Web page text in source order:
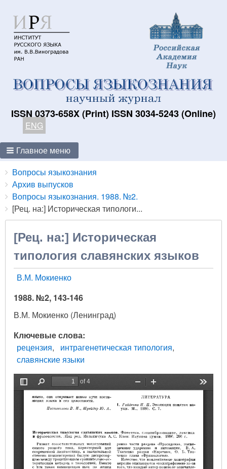
ISSN 0373-658X (Print) ISSN 3034-5243 (Online)
ENG
Главное меню
Breadcrumbs
You
are
here:
Вопросы языкознания
Архив выпусков
Вопросы языкознания. 1988. №2.
[Рец. на:] Историческая типологи...
[Рец. на:] Историческая
типология славянских языков
В.М. Мокиенко
1988. №2, 143-146
В.М. Мокиенко (Ленинград)
Ключевые слова
рецензия
интрагенетическая типология
славянские языки